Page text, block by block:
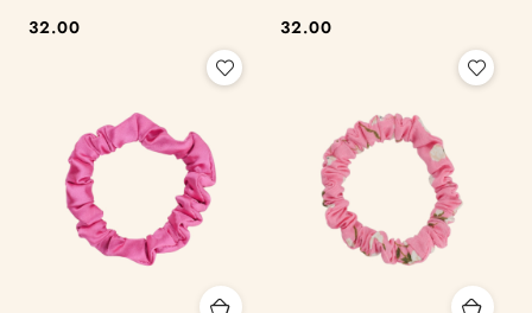
Cena:
32.00 Cena:
32.00